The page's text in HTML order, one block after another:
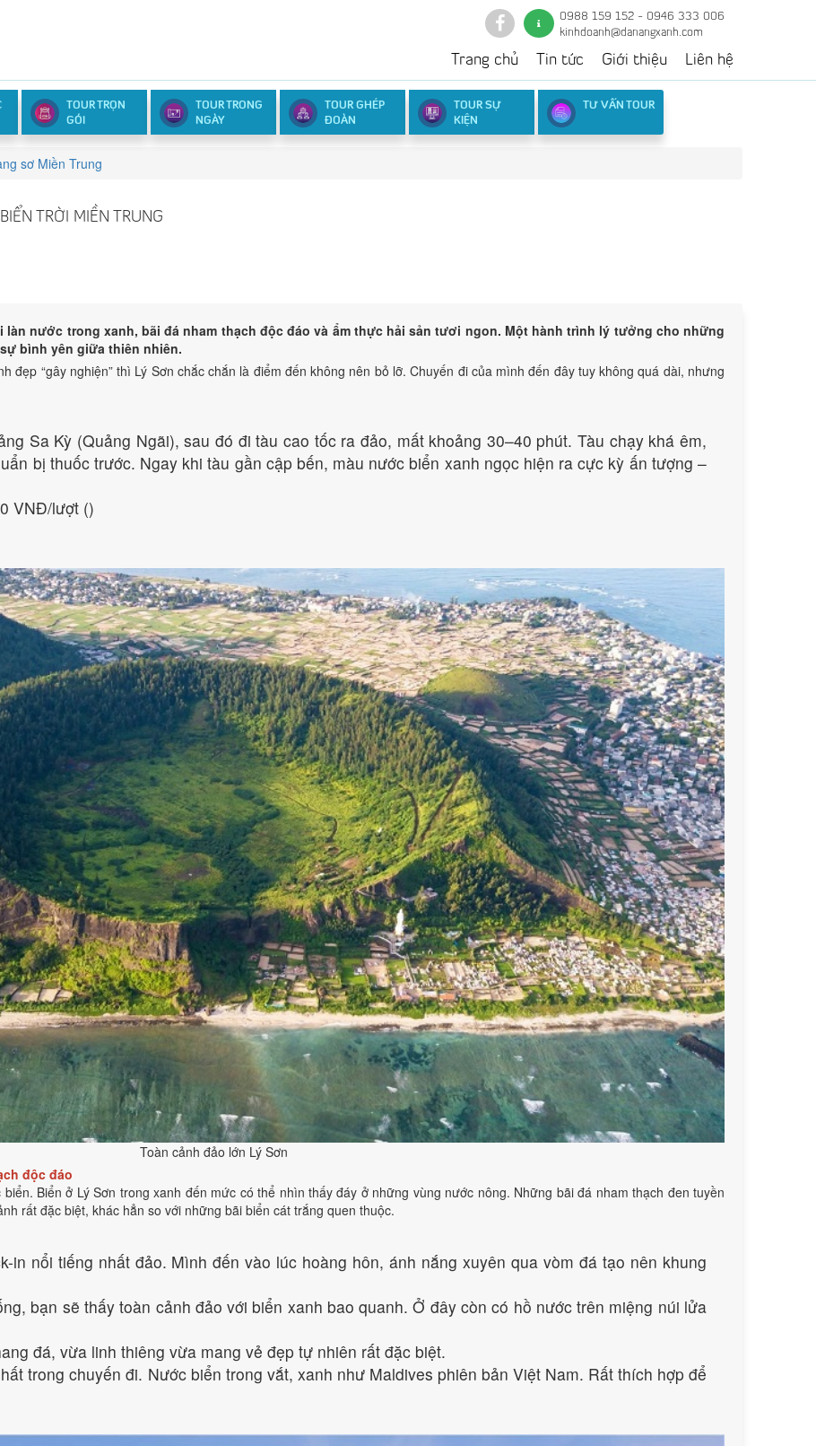
0988 159 152 - 0946 333 006
kinhdoanh@danangxanh.com
Trang chủ Tin tức Giới thiệu Liên hệ
TOUR TRỌN
GÓI
TOUR TRONG
NGÀY
TOUR GHÉP
ĐOÀN
TOUR SỰ
KIỆN
TƯ VẤN TOUR
sơ Miền Trung
TRỜI MIỀN TRUNG
làn nước trong xanh, bãi đá nham thạch độc đáo và ẩm thực hải sản tươi ngon. Một hành trình lý tưởng cho những
bình yên giữa thiên nhiên.
đẹp “gây nghiện” thì Lý Sơn chắc chắn là điểm đến không nên bỏ lỡ. Chuyến đi của mình đến đây tuy không quá dài, nhưng
Sa Kỳ (Quảng Ngãi), sau đó đi tàu cao tốc ra đảo, mất khoảng 30–40 phút. Tàu chạy khá êm,
bị thuốc trước. Ngay khi tàu gần cập bến, màu nước biển xanh ngọc hiện ra cực kỳ ấn tượng –
VNĐ/lượt ()
Toàn cảnh đảo lớn Lý Sơn
độc đáo
Biển ở Lý Sơn trong xanh đến mức có thể nhìn thấy đáy ở những vùng nước nông. Những bãi đá nham thạch đen tuyền
rất đặc biệt, khác hẳn so với những bãi biển cát trắng quen thuộc.
nổi tiếng nhất đảo. Mình đến vào lúc hoàng hôn, ánh nắng xuyên qua vòm đá tạo nên khung
bạn sẽ thấy toàn cảnh đảo với biển xanh bao quanh. Ở đây còn có hồ nước trên miệng núi lửa
đá, vừa linh thiêng vừa mang vẻ đẹp tự nhiên rất đặc biệt.
trong chuyến đi. Nước biển trong vắt, xanh như Maldives phiên bản Việt Nam. Rất thích hợp để